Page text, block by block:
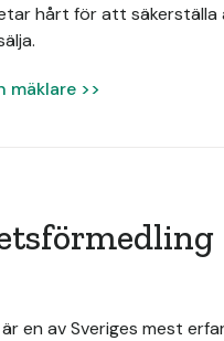
hårt för att
mäklare >>
en av Sveriges mest